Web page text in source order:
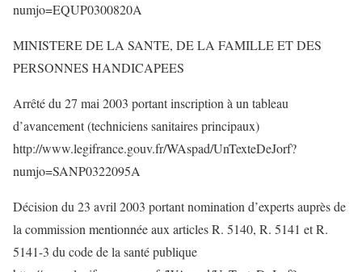
numjo=EQUP0300820A
MINISTERE DE LA SANTE, DE LA FAMILLE ET DES
PERSONNES HANDICAPEES
Arrêté du 27 mai 2003 portant inscription à un tableau
d’avancement (techniciens sanitaires principaux)
http://www.legifrance.gouv.fr/WAspad/UnTexteDeJorf?
numjo=SANP0322095A
Décision du 23 avril 2003 portant nomination d’experts auprès de
la commission mentionnée aux articles R. 5140, R. 5141 et R.
5141-3 du code de la santé publique